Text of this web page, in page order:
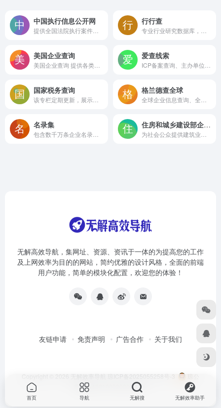
中国执行信息公开网 行行查
美国企业查询 爱查线索
国家税务查询 格兰德查全球
名录集 住房和城乡建设部企业资质查询平台
无解高效导航，集网址、资源、资讯于一体的为提高您的工作
及上网效率为目的的网站，简约优雅的设计风格，全面的前端
用户功能，简单的模块化配置，欢迎您的体验！
友链申请 免责声明 广告合作 关于我们
Copyright © 2026 无解效率导航 琼ICP备2025055258号-3
琼公
网安备46010002000981号
首页 导航 无解搜 无解效率助手